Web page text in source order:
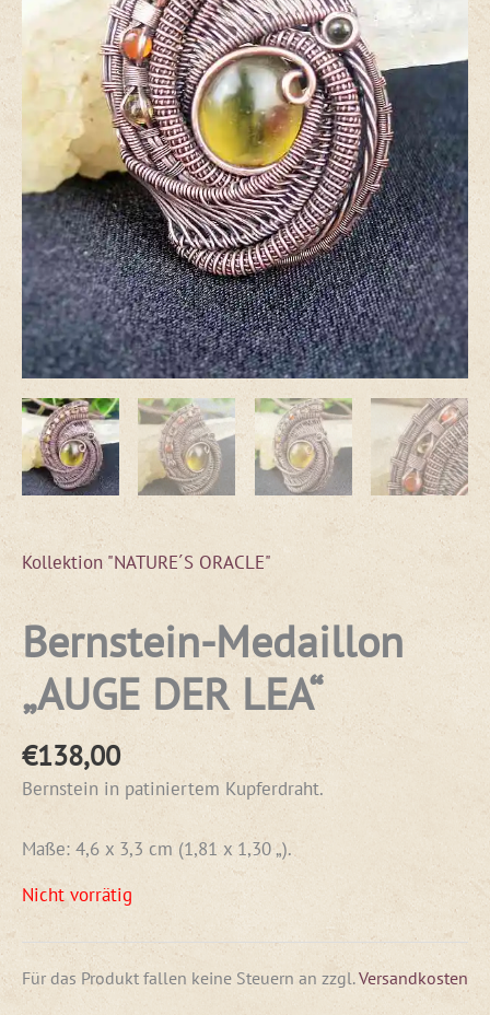
Kollektion "NATURE´S ORACLE"
Bernstein-Medaillon
„AUGE DER LEA“
€138,00
Bernstein in patiniertem Kupferdraht.
Maße: 4,6 x 3,3 cm (1,81 x 1,30 „).
Nicht vorrätig
Für das Produkt fallen keine Steuern an zzgl.Versandkosten